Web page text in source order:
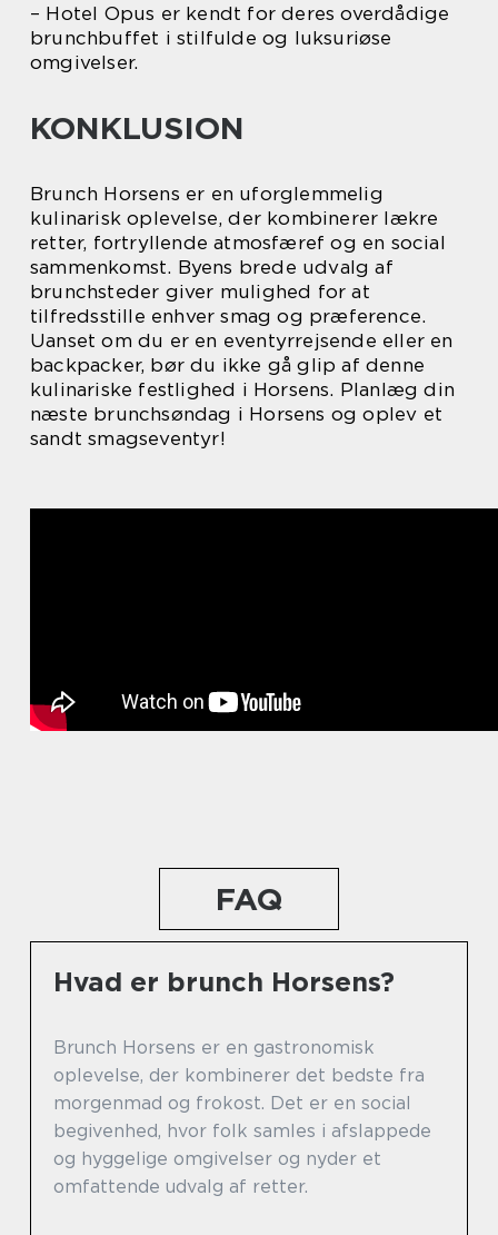
– Hotel Opus er kendt for deres overdådige
brunchbuffet i stilfulde og luksuriøse
omgivelser.
KONKLUSION
Brunch Horsens er en uforglemmelig
kulinarisk oplevelse, der kombinerer lækre
retter, fortryllende atmosfæref og en social
sammenkomst. Byens brede udvalg af
brunchsteder giver mulighed for at
tilfredsstille enhver smag og præference.
Uanset om du er en eventyrrejsende eller en
backpacker, bør du ikke gå glip af denne
kulinariske festlighed i Horsens. Planlæg din
næste brunchsøndag i Horsens og oplev et
sandt smagseventyr!
FAQ
Hvad er brunch Horsens?
Brunch Horsens er en gastronomisk
oplevelse, der kombinerer det bedste fra
morgenmad og frokost. Det er en social
begivenhed, hvor folk samles i afslappede
og hyggelige omgivelser og nyder et
omfattende udvalg af retter.